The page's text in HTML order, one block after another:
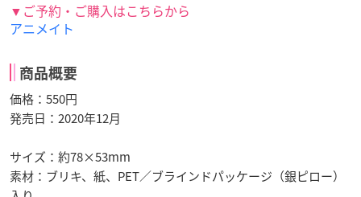
▼ご予約・ご購入はこちらから
アニメイト
商品概要
価格：550円
発売日：2020年12月
サイズ：約78×53mm
素材：ブリキ、紙、PET／ブラインドパッケージ（銀ピロー）